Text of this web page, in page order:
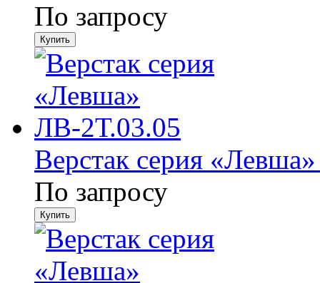
По запросу
Верстак серия
По запросу